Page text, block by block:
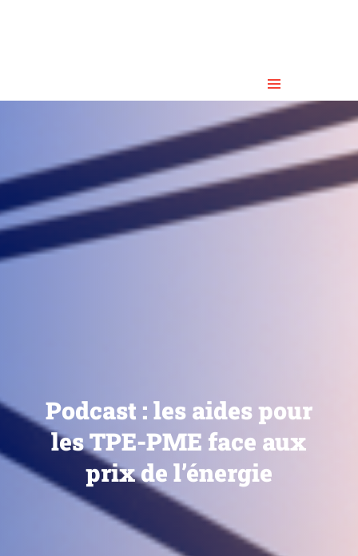
Podcast : les aides pour
les TPE-PME face aux
prix de l’énergie